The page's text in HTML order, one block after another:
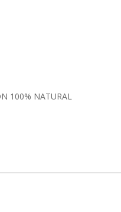
100% NATURAL